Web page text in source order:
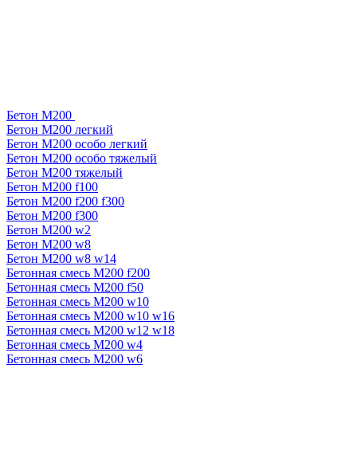
Бетон М200
Бетон М200 легкий
Бетон М200 особо легкий
Бетон М200 особо тяжелый
Бетон М200 тяжелый
Бетон М200 f100
Бетон М200 f200 f300
Бетон М200 f300
Бетон М200 w2
Бетон М200 w8
Бетон М200 w8 w14
Бетонная смесь М200 f200
Бетонная смесь М200 f50
Бетонная смесь М200 w10
Бетонная смесь М200 w10 w16
Бетонная смесь М200 w12 w18
Бетонная смесь М200 w4
Бетонная смесь М200 w6